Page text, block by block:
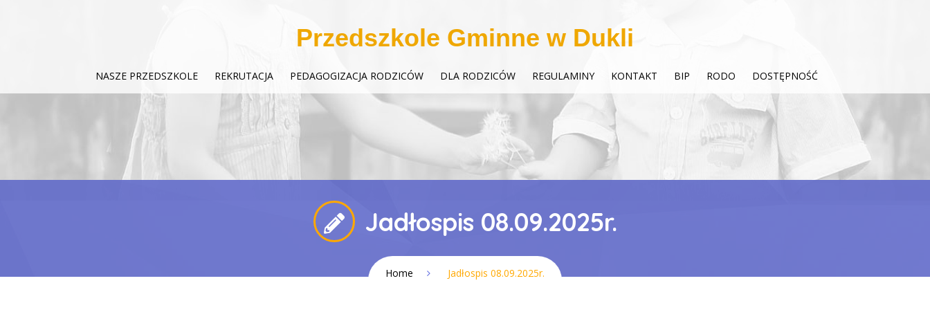
Przedszkole Gminne w Dukli
NASZE PRZEDSZKOLE REKRUTACJA PEDAGOGIZACJA RODZICÓW DLA RODZICÓW REGULAMINY KONTAKT BIP RODO DOSTĘPNOŚĆ
Jadłospis 08.09.2025r.
Home Jadłospis 08.09.2025r.